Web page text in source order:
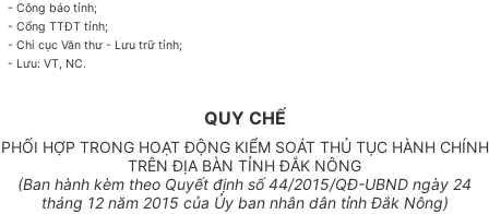
- Công báo tỉnh;
- Cổng TTĐT tỉnh;
- Chi cụcVăn thư - Lưu trữ tỉnh;
- Lưu: VT, NC.
QUY CHẾ
PHỐI HỢP TRONG HOẠT ĐỘNG KIỂM SOÁT THỦ TỤC HÀNH CHÍNH
TRÊN ĐỊA BÀN TỈNH ĐẮK NÔNG
(Ban hành kèm theo Quyết định số 44/2015/QĐ-UBND ngày 24
tháng 12 năm 2015 của Ủy ban nhân dân tỉnh Đắk Nông)